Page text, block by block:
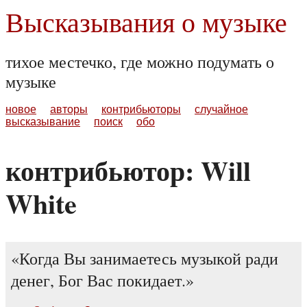
Высказывания о музыке
тихое местечко, где можно подумать о
музыке
новое авторы контрибьюторы
случайное
высказывание
поиск обо
контрибьютор: Will
White
Когда Вы занимаетесь музыкой ради
денег, Бог Вас покидает.